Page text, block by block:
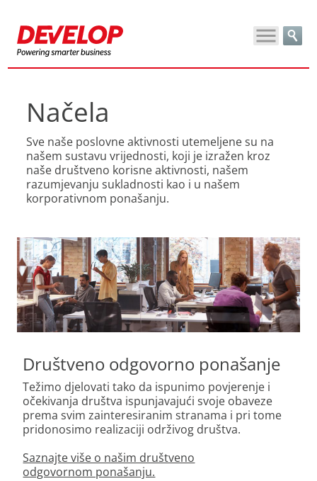
Načela
Sve naše poslovne aktivnosti utemeljene su na
našem sustavu vrijednosti, koji je izražen kroz
naše društveno korisne aktivnosti, našem
razumjevanju sukladnosti kao i u našem
korporativnom ponašanju.
Društveno odgovorno ponašanje
Težimo djelovati tako da ispunimo povjerenje i
očekivanja društva ispunjavajući svoje obaveze
prema svim zainteresiranim stranama i pri tome
pridonosimo realizaciji održivog društva.
Saznajte više o našim društveno
odgovornom ponašanju.